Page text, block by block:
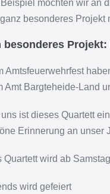
möchten wir an
besonderes Projekt
besonderes
Amtsfeuerwehrfest
Amt Bargteheide-Land
uns ist dieses Quartett
Erinnerung an unser
Quartett wird ab
wird gefeiert